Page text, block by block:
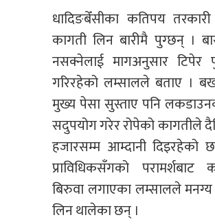
धादिङबेँसीका कतिपय तरकारी
कागती लिन बारीमै पुग्छन् ।
नसक्नेलाई मागअनुसार टिपेर
गरिरहेको लम्सालले बताए ।
मुख्य पेसा सुस्ताए पनि
सदुपयोग गरेर रोपेको कागतीले
हजारसम्म आम्दानी दिइरहेको
प्राविधिकसँगको परामर्शबाट
बिरुवा लगाएका लम्सालले
लिन थालेका छन् ।